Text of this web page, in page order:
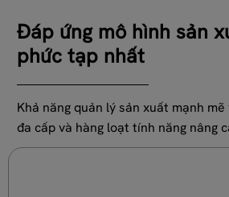
Đáp ứng mô hình sản
phức tạp nhất
Khả năng quản lý sản xuất mạnh mẽ
đa cấp và hàng loạt tính năng nâng